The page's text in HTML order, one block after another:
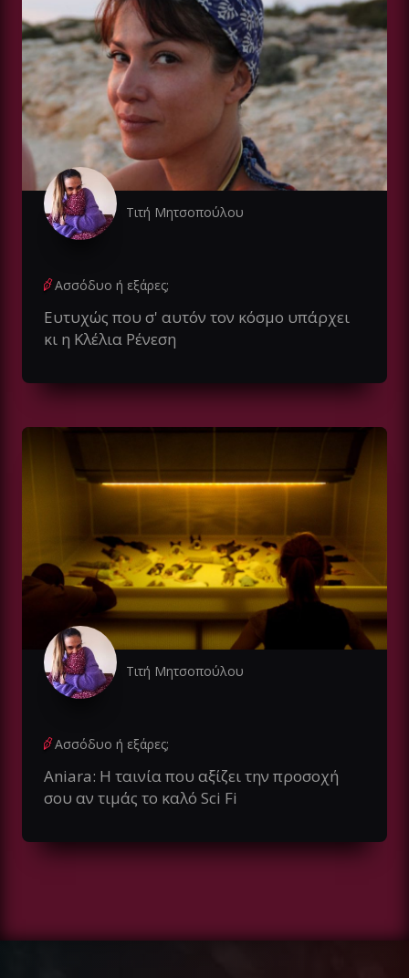
Τιτή Μητσοπούλου
Ασσόδυο ή εξάρες;
Ευτυχώς που σ' αυτόν τον κόσμο υπάρχει
κι η Κλέλια Ρένεση
Τιτή Μητσοπούλου
Ασσόδυο ή εξάρες;
Aniara: Η ταινία που αξίζει την προσοχή
σου αν τιμάς το καλό Sci Fi